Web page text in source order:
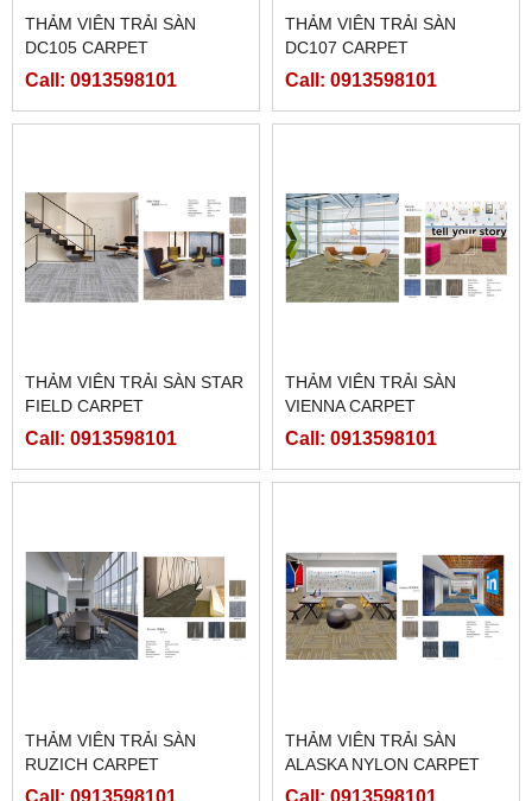
THẢM VIÊN TRẢI SÀN
DC105 CARPET
Call: 0913598101
THẢM VIÊN TRẢI SÀN
DC107 CARPET
Call: 0913598101
THẢM VIÊN TRẢI SÀN STAR
FIELD CARPET
Call: 0913598101
THẢM VIÊN TRẢI SÀN
VIENNA CARPET
Call: 0913598101
THẢM VIÊN TRẢI SÀN
RUZICH CARPET
Call: 0913598101
THẢM VIÊN TRẢI SÀN
ALASKA NYLON CARPET
Call: 0913598101